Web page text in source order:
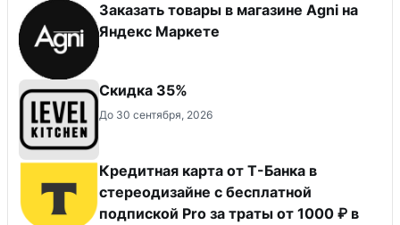
Заказать товары в магазине Agni на
Яндекс Маркете
Скидка 35%
До 30 сентября, 2026
Кредитная карта от Т-Банка в
стереодизайне с бесплатной
подпиской Pro за траты от 1000 ₽ в